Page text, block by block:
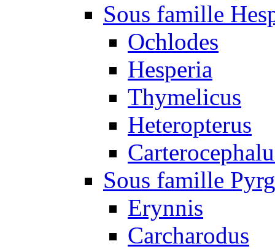
Sous famille
Ochlodes
Hesperia
Thymelicus
Heteropterus
Sous famille
Erynnis
Carcharodus